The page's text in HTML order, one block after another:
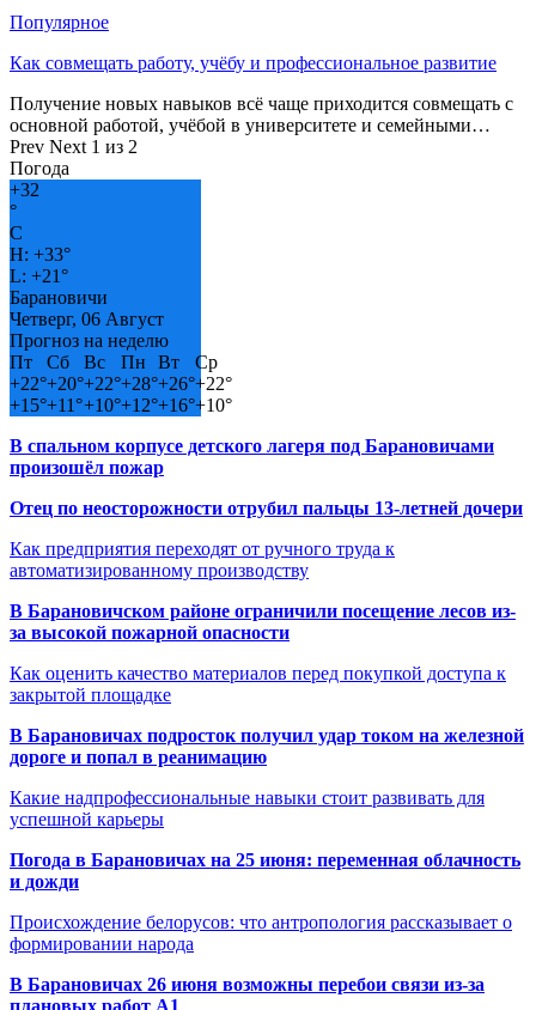
Популярное
Как совмещать работу, учёбу и профессиональное развитие
Получение новых навыков всё чаще приходится совмещать с
основной работой, учёбой в университете и семейными…
Prev Next 1 из 2
Погода
+32
°
C
H: +33°
L: +21°
Барановичи
Четверг, 06 Август
Прогноз на неделю
Пт
Сб Вс Пн Вт
Ср
+22°+20°+22°+28°+26°+22°
+15°+11°+10°+12°+16°+10°
В спальном корпусе детского лагеря под Барановичами
произошёл пожар
Отец по неосторожности отрубил пальцы 13-летней дочери
Как предприятия переходят от ручного труда к
автоматизированному производству
В Барановичском районе ограничили посещение лесов из-
за высокой пожарной опасности
Как оценить качество материалов перед покупкой доступа к
закрытой площадке
В Барановичах подросток получил удар током на железной
дороге и попал в реанимацию
Какие надпрофессиональные навыки стоит развивать для
успешной карьеры
Погода в Барановичах на 25 июня: переменная облачность
и дожди
Происхождение белорусов: что антропология рассказывает о
формировании народа
В Барановичах 26 июня возможны перебои связи из-за
плановых работ A1